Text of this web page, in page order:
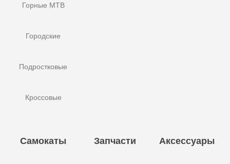
Горные MTB
Городские
Подростковые
Кроссовые
Самокаты Запчасти Аксессуары